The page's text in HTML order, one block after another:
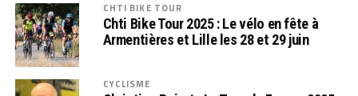
CHTI BIKE TOUR
Chti Bike Tour 2025 : Le vélo en fête à
Armentières et Lille les 28 et 29 juin
CYCLISME